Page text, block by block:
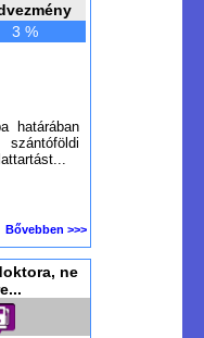
3 %
határában
Bővebben >>>
ne